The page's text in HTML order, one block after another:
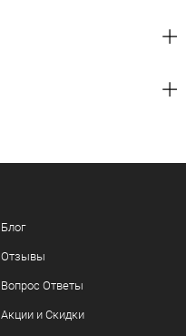
Блог
Отзывы
Вопрос Ответы
Акции и Скидки